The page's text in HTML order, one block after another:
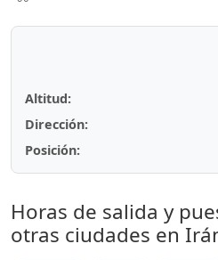
Altitud:
Dirección:
Posición:
Horas de salida y
otras ciudades en